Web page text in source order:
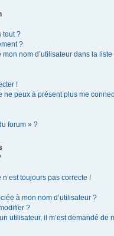
tout ?
?
nom d’utilisateur dans la liste
!
ne peux à présent plus me
forum » ?
toujours pas correcte !
à mon nom d’utilisateur ?
?
utilisateur, il m’est demandé de